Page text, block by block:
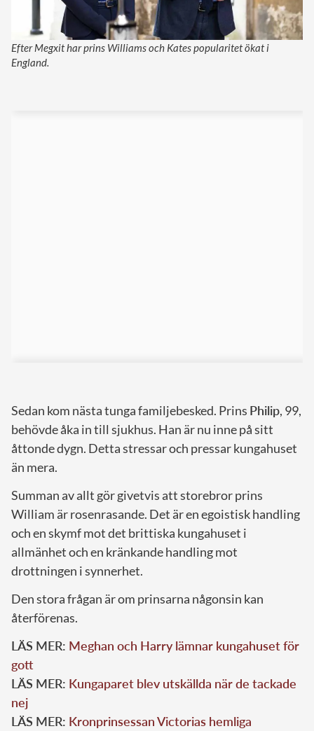
Efter Megxit har prins Williams och Kates popularitet ökat i
England.
Sedan kom nästa tunga familjebesked. Prins Philip, 99,
behövde åka in till sjukhus. Han är nu inne på sitt
åttonde dygn. Detta stressar och pressar kungahuset
än mera.
Summan av allt gör givetvis att storebror prins
William är rosenrasande. Det är en egoistisk handling
och en skymf mot det brittiska kungahuset i
allmänhet och en kränkande handling mot
drottningen i synnerhet.
Den stora frågan är om prinsarna någonsin kan
återförenas.
LÄS MER: Meghan och Harry lämnar kungahuset för
gott
LÄS MER: Kungaparet blev utskällda när de tackade
nej
LÄS MER: Kronprinsessan Victorias hemliga